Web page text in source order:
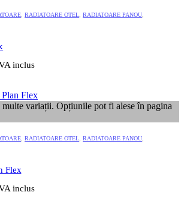
RADIATOARE OTEL RADIATOARE PANOU
inclus
multe variații. Opțiunile pot fi alese în pagina
RADIATOARE OTEL RADIATOARE PANOU
Flex
inclus